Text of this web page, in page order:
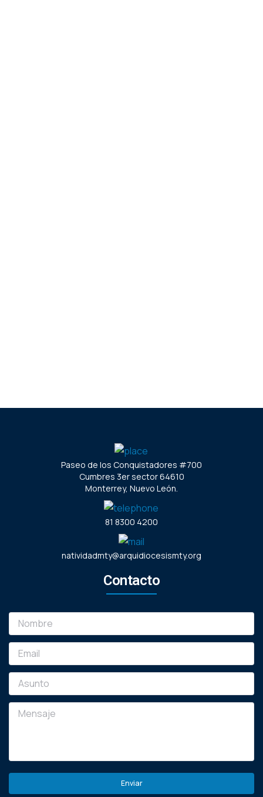
Paseo de los Conquistadores #700
Cumbres 3er sector 64610
Monterrey, Nuevo León.
81 8300 4200
natividadmty@arquidiocesismty.org
Contacto